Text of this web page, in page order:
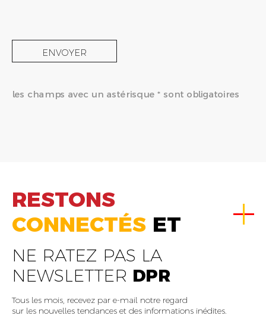
ENVOYER
les champs avec un astérisque * sont obligatoires
RESTONS
CONNECTÉS ET
NE RATEZ PAS LA
NEWSLETTER DPR
Tous les mois, recevez par e-mail notre regard
sur les nouvelles tendances et des informations inédites.